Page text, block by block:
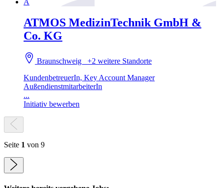
ATMOS MedizinTechnik GmbH &
Co. KG
Braunschweig+2 weitere Standorte
KundenbetreuerIn, Key Account Manager
AußendienstmitarbeiterIn
...
Initiativ bewerben
Seite 1 von 9